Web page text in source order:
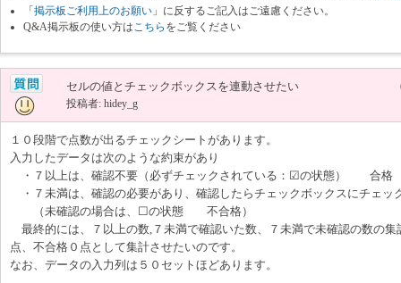
「掲示板ご利用上のお願い 」に反するご記入はご遠慮ください。
Q&A掲示板の使い方は こちら をご覧ください
セルの値とチェックボックスを連動させたい
投稿者: hidey_g
１０段階で点数が出るチェックシートがあります。
入力したデータは次のような約束があり
・７以上は、確認不要（必ずチェックされている：☑の状態） 合格
・７未満は、確認の必要があり、確認したらチェックボックスにチ
（未確認の場合は、☐の状態 不合格）
最終的には、７以上の数,７未満で確認いた数、７未満で未確認の数の集
点、不合格０点として集計させたいのです。
なお、データの入力列は５０セットほどあります。